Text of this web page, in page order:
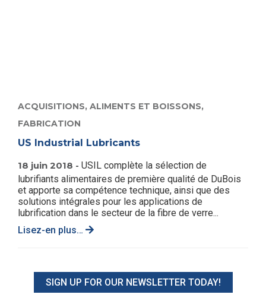
ACQUISITIONS, ALIMENTS ET BOISSONS,
FABRICATION
US Industrial Lubricants
18 juin 2018 - USIL complète la sélection de
lubrifiants alimentaires de première qualité de DuBois
et apporte sa compétence technique, ainsi que des
solutions intégrales pour les applications de
lubrification dans le secteur de la fibre de verre...
Lisez-en plus…
SIGN UP FOR OUR NEWSLETTER TODAY!